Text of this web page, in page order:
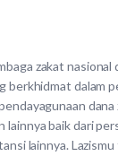
zakat nasional
berkhidmat dalam
lainnya baik dari
lainnya.